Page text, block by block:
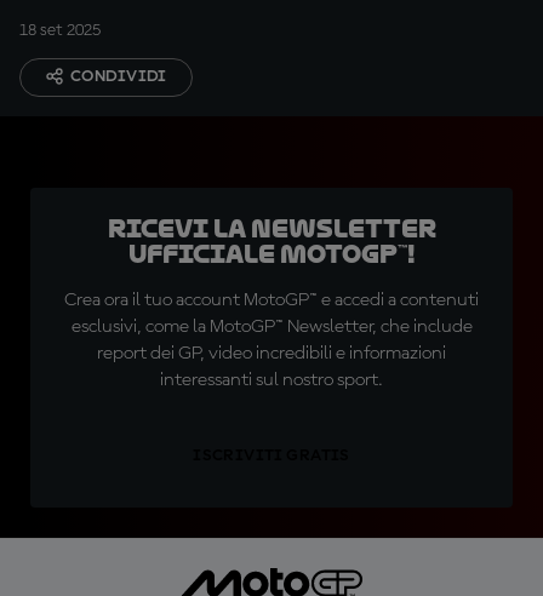
18 set 2025
CONDIVIDI
Ricevi la newsletter
ufficiale MotoGP™!
Crea ora il tuo account MotoGP™ e accedi a contenuti
esclusivi, come la MotoGP™ Newsletter, che include
report dei GP, video incredibili e informazioni
interessanti sul nostro sport.